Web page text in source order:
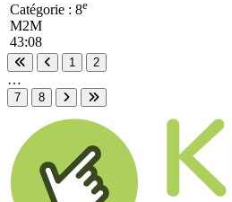
Catégorie : 8e
M2M
43:08
Première page
Page précédente
1 2
…
7
8
Page suivante
Dernière page